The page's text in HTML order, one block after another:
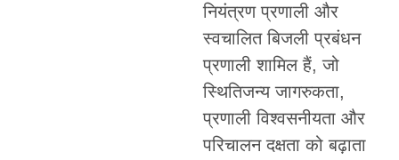
नियंत्रण प्रणाली और
स्वचालित बिजली प्रबंधन
प्रणाली शामिल हैं, जो
स्थितिजन्य जागरुकता,
प्रणाली विश्वसनीयता और
परिचालन दक्षता को बढ़ाता